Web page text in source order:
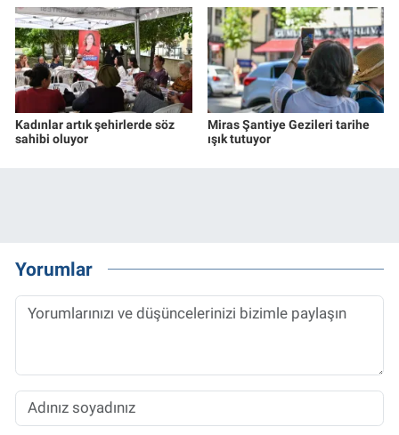
Kadınlar artık şehirlerde söz
sahibi oluyor
Miras Şantiye Gezileri tarihe
ışık tutuyor
Yorumlar